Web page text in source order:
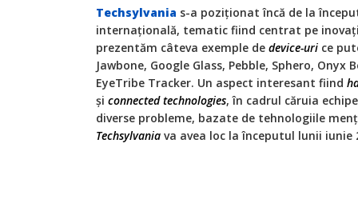
Techsylvania s-a poziționat încă de la
internațională, tematic fiind centrat pe
prezentăm câteva exemple de device-uri ce
Jawbone, Google Glass, Pebble, Sphero, Onyx
EyeTribe Tracker. Un aspect interesant fiind
și connected technologies, în cadrul căruia
diverse probleme, bazate de tehnologiile
Techsylvania va avea loc la începutul lunii iunie